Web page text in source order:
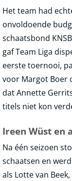
Het team had
onvoldoende
schaatsbond
gaf Team Liga
eerste toernooi,
voor Margot Boer
dat Annette
titels niet kon
Ireen Wüst en
Na één seizoen
schaatsen en
als Lotte van